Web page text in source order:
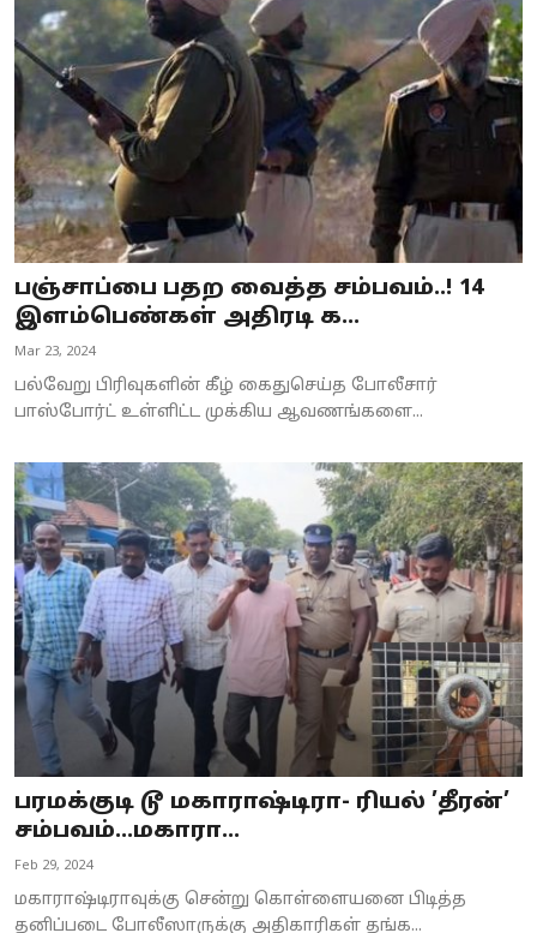
பஞ்சாப்பை பதற வைத்த சம்பவம்..! 14
இளம்பெண்கள் அதிரடி க...
Mar 23, 2024
பல்வேறு பிரிவுகளின் கீழ் கைதுசெய்த போலீசார்
பாஸ்போர்ட் உள்ளிட்ட முக்கிய ஆவணங்களை...
பரமக்குடி டூ மகாராஷ்டிரா- ரியல் ’தீரன்’
சம்பவம்...மகாரா...
Feb 29, 2024
மகாராஷ்டிராவுக்கு சென்று கொள்ளையனை பிடித்த
தனிப்படை போலீஸாருக்கு அதிகாரிகள் தங்க...